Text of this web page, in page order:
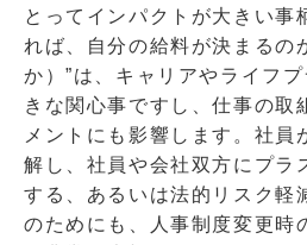
とってインパクトが大きい事
れば、自分の給料が決まるの
か）”は、キャリアやライフ
きな関心事ですし、仕事の取
メントにも影響します。社員
解し、社員や会社双方にプラ
する、あるいは法的リスク軽
のためにも、人事制度変更時